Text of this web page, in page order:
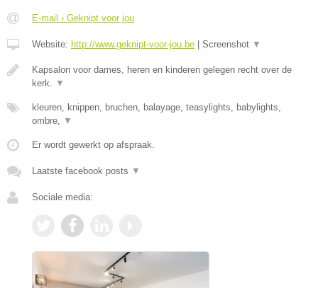
E-mail › Geknipt voor jou
Website: http://www.geknipt-voor-jou.be Screenshot ▼
Kapsalon voor dames, heren en kinderen gelegen recht over de
kerk. ▼
kleuren, knippen, bruchen, balayage, teasylights, babylights,
ombre, ▼
Er wordt gewerkt op afspraak.
Laatste facebook posts ▼
Sociale media: